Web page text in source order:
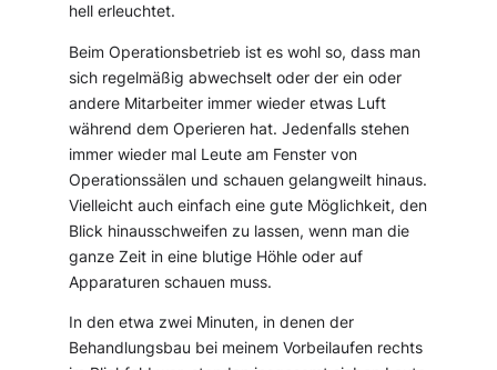
hell erleuchtet.
Beim Operationsbetrieb ist es wohl so, dass man
sich regelmäßig abwechselt oder der ein oder
andere Mitarbeiter immer wieder etwas Luft
während dem Operieren hat. Jedenfalls stehen
immer wieder mal Leute am Fenster von
Operationssälen und schauen gelangweilt hinaus.
Vielleicht auch einfach eine gute Möglichkeit, den
Blick hinausschweifen zu lassen, wenn man die
ganze Zeit in eine blutige Höhle oder auf
Apparaturen schauen muss.
In den etwa zwei Minuten, in denen der
Behandlungsbau bei meinem Vorbeilaufen rechts